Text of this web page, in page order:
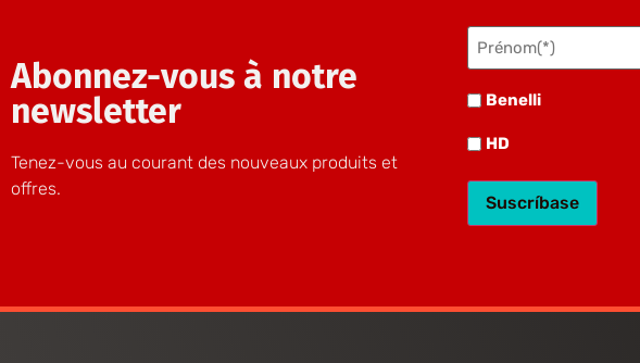
Abonnez-vous à notre
newsletter
Tenez-vous au courant des nouveaux produits et
offres.
Prénom
(Nécessaire)
Benelli
Benelli
HDHD